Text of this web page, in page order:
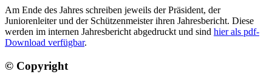
Am Ende des Jahres schreiben jeweils der Präsident, der
Juniorenleiter und der Schützenmeister ihren Jahresbericht. Diese
werden im internen Jahresbericht abgedruckt und sind hier als pdf-
Download verfügbar.
© Copyright